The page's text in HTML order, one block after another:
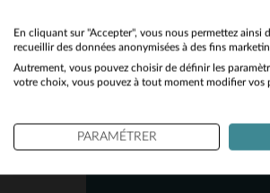
En cliquant sur "Accepter", vous nous permettez ainsi
recueillir des données anonymisées à des fins
Autrement, vous pouvez choisir de définir les
votre choix, vous pouvez à tout moment modifier vos
PARAMÉTRER